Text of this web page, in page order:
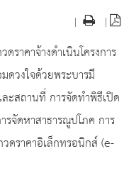
| |
าคาจ้างดำเนินโครงการ
วงใจด้วยพระบารมี
ะสถานที่ การจัดทำพิธีเปิด
รจัดหาสาธารณูปโภค การ
ดราคาอิเล็กทรอนิกส์ (e-